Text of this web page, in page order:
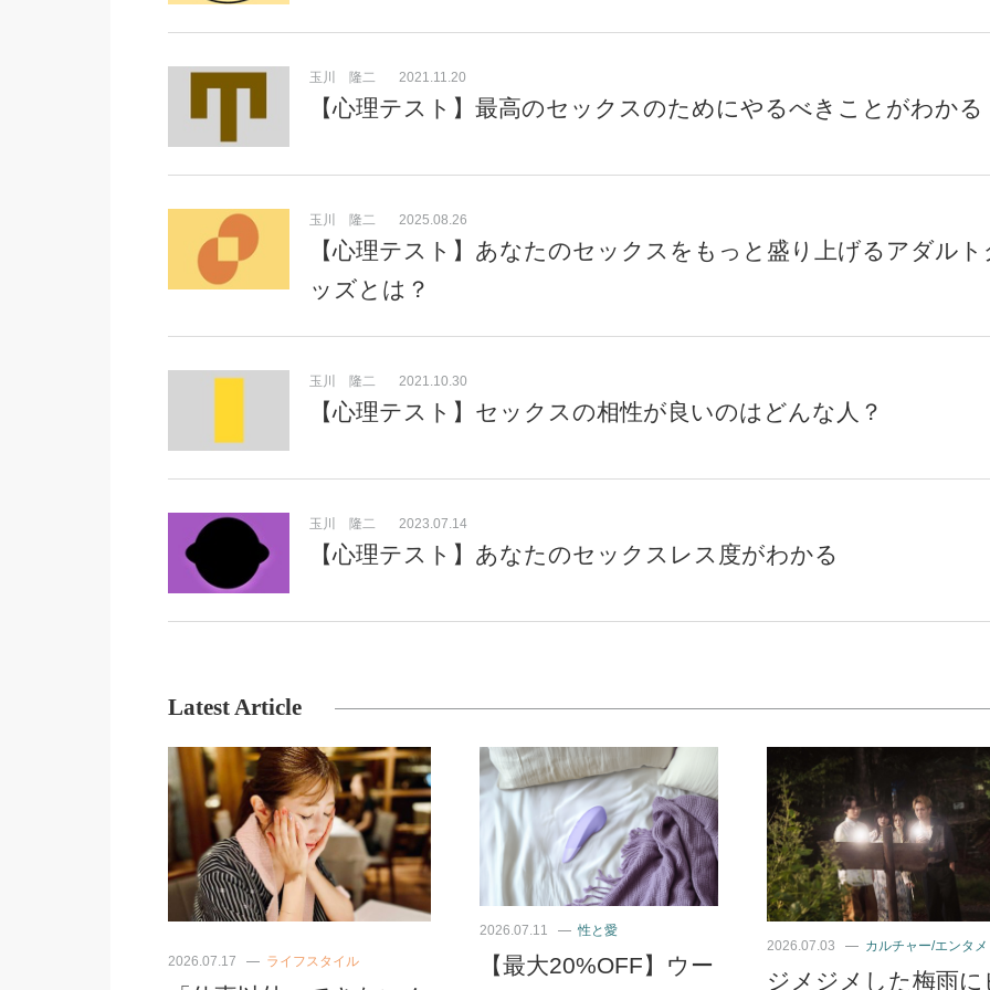
【心理テスト】最高のセックスのためにやるべきことがわかる
玉川 隆二 2021.11.20
【心理テスト】あなたのセックスをもっと盛り上げるアダルト
ッズとは？
玉川 隆二 2025.08.26
【心理テスト】セックスの相性が良いのはどんな人？
玉川 隆二 2021.10.30
【心理テスト】あなたのセックスレス度がわかる
玉川 隆二 2023.07.14
Latest Article
2026.07.17 ライフスタイル
2026.07.11 性と愛
【最大20%OFF】ウー
2026.07.03 カルチャー/エンタメ
ジメジメした梅雨に